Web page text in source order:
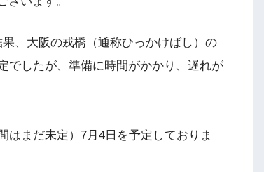
、大阪の戎橋（通称ひっかけばし）の
でしたが、準備に時間がかかり、遅れが
はまだ未定）7月4日を予定しておりま